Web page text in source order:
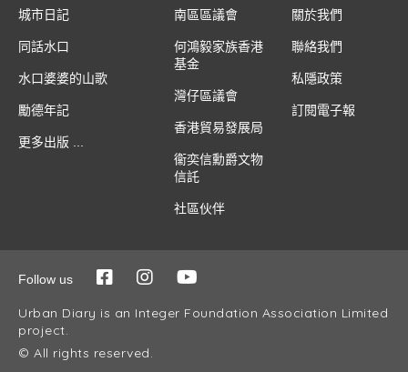
城市日記
同話水口
水口婆婆的山歌
勵德年記
更多出版 ...
南區區議會
何鴻毅家族香港
基金
灣仔區議會
香港貿易發展局
衞奕信勳爵文物
信託
社區伙伴
關於我們
聯絡我們
私隱政策
訂閱電子報
Follow us
Urban Diary is an Integer Foundation Association Limited
project.
© All rights reserved.